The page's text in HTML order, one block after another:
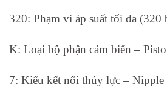
320: Phạm vi áp suất tối đa (320
K: Loại bộ phận cảm biến –
7: Kiểu kết nối thủy lực – Nipple